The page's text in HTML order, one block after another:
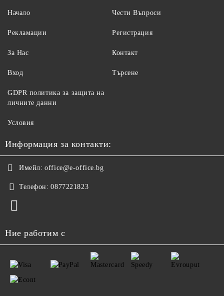
Начало
Рекламации
За Нас
Вход
Чести Въпроси
Регистрация
Контакт
Търсене
GDPR политика за защита на
личните данни
Условия
Информация за контакти:
Имейл: office@e-office.bg
Телефон: 0877221823
Ние работим с